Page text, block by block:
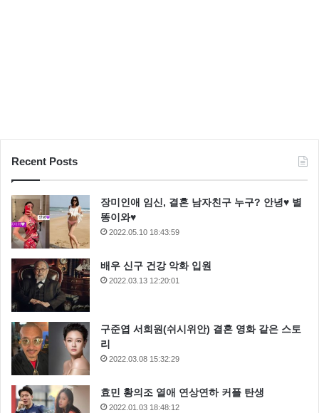
Recent Posts
장미인애 임신, 결혼 남자친구 누구? 안녕♥ 별
똥이와♥
2022.05.10 18:43:59
배우 신구 건강 악화 입원
2022.03.13 12:20:01
구준엽 서희원(쉬시위안) 결혼 영화 같은 스토
리
2022.03.08 15:32:29
효민 황의조 열애 연상연하 커플 탄생
2022.01.03 18:48:12